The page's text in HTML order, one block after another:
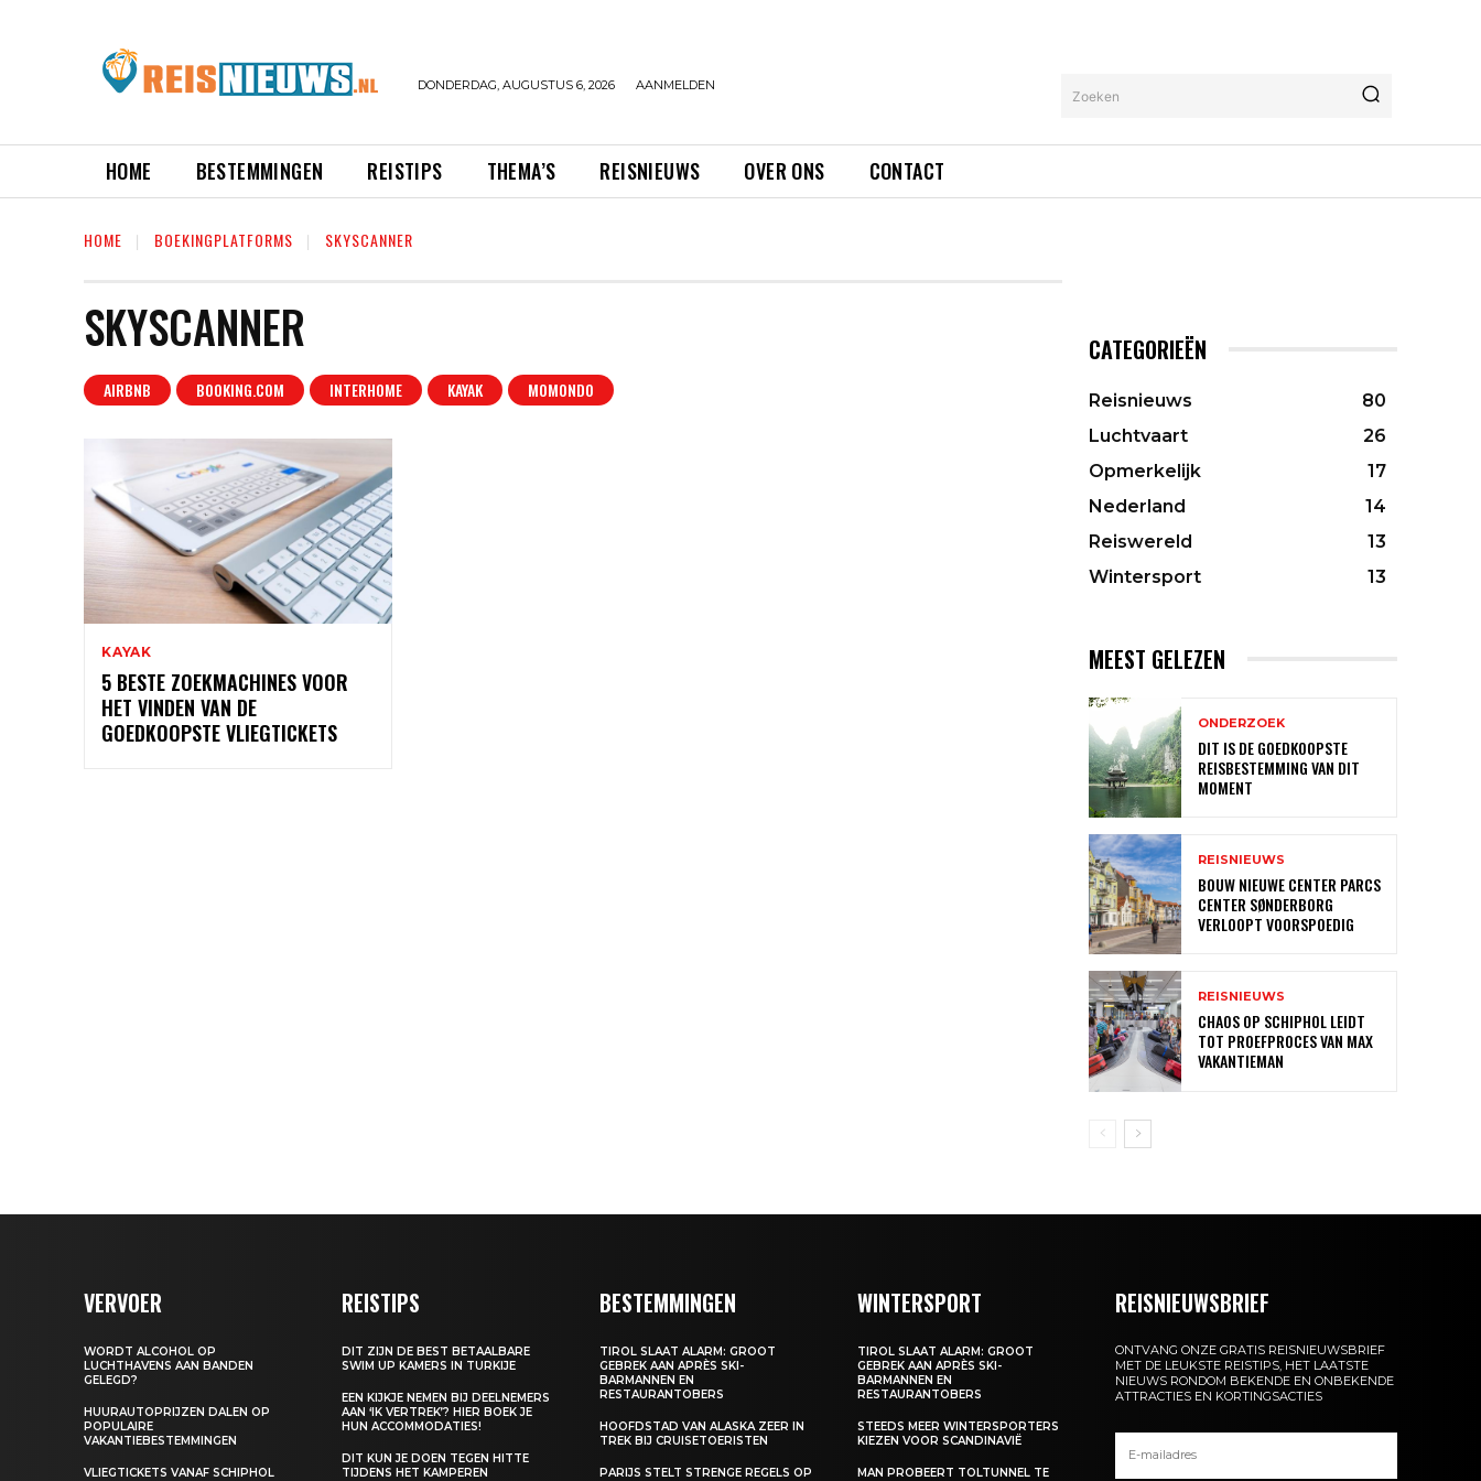
DONDERDAG, AUGUSTUS 6, 2026 AANMELDEN
Zoeken
HOME BESTEMMINGEN REISTIPS THEMA’S REISNIEUWS OVER ONS CONTACT
HOME BOEKINGPLATFORMS SKYSCANNER
SKYSCANNER
AIRBNB BOOKING.COM INTERHOME KAYAK MOMONDO
KAYAK
5 BESTE ZOEKMACHINES VOOR
HET VINDEN VAN DE
GOEDKOOPSTE VLIEGTICKETS
CATEGORIEËN
Reisnieuws
80
Luchtvaart
26
Opmerkelijk
17
Nederland
14
Reiswereld
13
Wintersport
13
MEEST GELEZEN
ONDERZOEK
DIT IS DE GOEDKOOPSTE
REISBESTEMMING VAN DIT
MOMENT
REISNIEUWS
BOUW NIEUWE CENTER PARCS
CENTER SØNDERBORG
VERLOOPT VOORSPOEDIG
REISNIEUWS
CHAOS OP SCHIPHOL LEIDT
TOT PROEFPROCES VAN MAX
VAKANTIEMAN
VERVOER
WORDT ALCOHOL OP
LUCHTHAVENS AAN BANDEN
GELEGD?
HUURAUTOPRIJZEN DALEN OP
POPULAIRE
VAKANTIEBESTEMMINGEN
VLIEGTICKETS VANAF SCHIPHOL
REISTIPS
DIT ZIJN DE BEST BETAALBARE
SWIM UP KAMERS IN TURKIJE
EEN KIJKJE NEMEN BIJ DEELNEMERS
AAN ‘IK VERTREK’? HIER BOEK JE
HUN ACCOMMODATIES!
DIT KUN JE DOEN TEGEN HITTE
TIJDENS HET KAMPEREN
BESTEMMINGEN
TIROL SLAAT ALARM: GROOT
GEBREK AAN APRÈS SKI-
BARMANNEN EN
RESTAURANTOBERS
HOOFDSTAD VAN ALASKA ZEER IN
TREK BIJ CRUISETOERISTEN
PARIJS STELT STRENGE REGELS OP
WINTERSPORT
TIROL SLAAT ALARM: GROOT
GEBREK AAN APRÈS SKI-
BARMANNEN EN
RESTAURANTOBERS
STEEDS MEER WINTERSPORTERS
KIEZEN VOOR SCANDINAVIË
MAN PROBEERT TOLTUNNEL TE
REISNIEUWSBRIEF
ONTVANG ONZE GRATIS REISNIEUWSBRIEF
MET DE LEUKSTE REISTIPS, HET LAATSTE
NIEUWS RONDOM BEKENDE EN ONBEKENDE
ATTRACTIES EN KORTINGSACTIES